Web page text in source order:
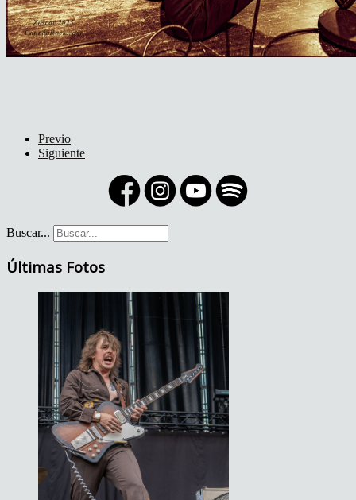
Previo
Siguiente
Buscar...
Últimas Fotos